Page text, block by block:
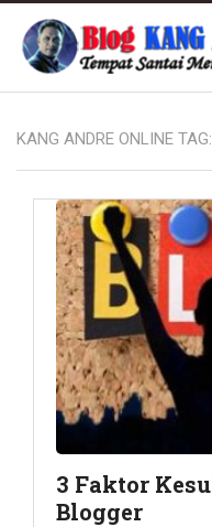
Kang Andre Online
KANG ANDRE ONLINE TAG:
3 Faktor
Blogger